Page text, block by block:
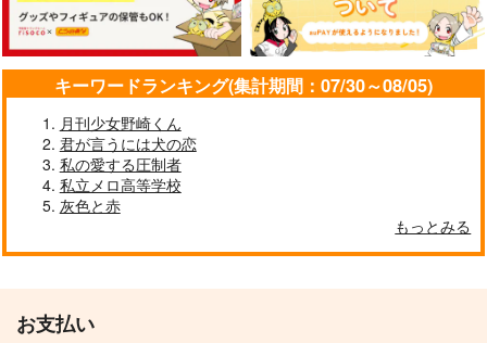
キーワードランキング(集計期間：07/30～08/05)
月刊少女野崎くん
君が言うには犬の恋
私の愛する圧制者
私立メロ高等学校
灰色と赤
もっとみる
お支払い